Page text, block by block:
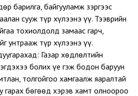
барилга, байгууламж зэргээс
сууж түр хүлээнэ үү. Тээврийн
тохиолдолд замаас гарч,
унтрааж түр хүлээнэ үү.
Газар хөдлөлтийн
болих үе гэж бодон баруун
толгойгоо хамгаалж яаралтай
гарах бөгөөд хэрэв хамт олноороо